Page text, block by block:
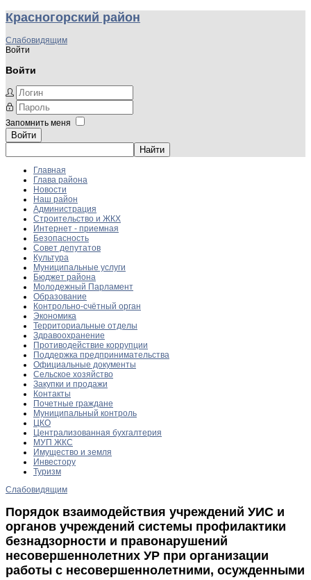
Красногорский район
Слабовидящим
Войти
Войти
Запомнить меня
Войти
Главная
Глава района
Новости
Наш район
Администрация
Строительство и ЖКХ
Интернет - приемная
Безопасность
Совет депутатов
Культура
Муниципальные услуги
Бюджет района
Молодежный Парламент
Образование
Контрольно-счётный орган
Экономика
Территориальные отделы
Здравоохранение
Противодействие коррупции
Поддержка предпринимательства
Официальные документы
Сельское хозяйство
Закупки и продажи
Контакты
Почетные граждане
Муниципальный контроль
ЦКО
Централизованная бухгалтерия
МУП ЖКС
Имущество и земля
Инвестору
Туризм
Слабовидящим
Порядок взаимодействия учреждений УИС и
органов учреждений системы профилактики
безнадзорности и правонарушений
несовершеннолетних УР при организации
работы с несовершеннолетними, осужденными